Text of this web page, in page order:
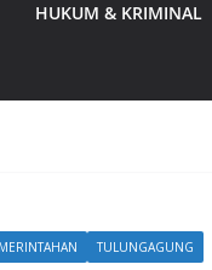
HUKUM & KRIMINAL
TULUNGAGUNG